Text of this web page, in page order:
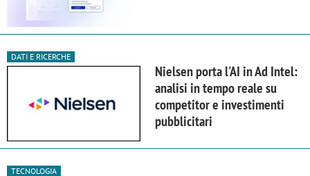
DATI E RICERCHE
Nielsen porta l'AI in Ad Intel:
analisi in tempo reale su
competitor e investimenti
pubblicitari
TECNOLOGIA